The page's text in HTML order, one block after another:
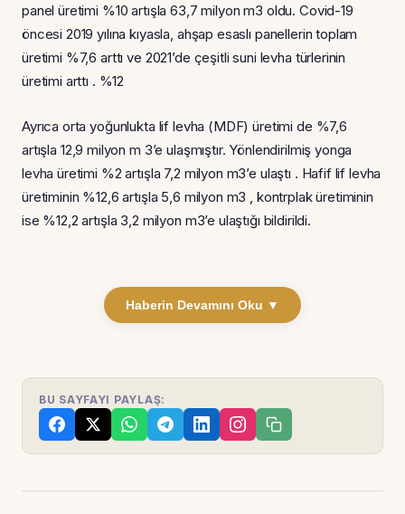
panel üretimi %10 artışla 63,7 milyon m3 oldu. Covid-19
öncesi 2019 yılına kıyasla, ahşap esaslı panellerin toplam
üretimi %7,6 arttı ve 2021’de çeşitli suni levha türlerinin
üretimi arttı . %12
Ayrıca orta yoğunlukta lif levha (MDF) üretimi de %7,6
artışla 12,9 milyon m 3’e ulaşmıştır. Yönlendirilmiş yonga
levha üretimi %2 artışla 7,2 milyon m3’e ulaştı . Hafif lif levha
üretiminin %12,6 artışla 5,6 milyon m3 , kontrplak üretiminin
ise %12,2 artışla 3,2 milyon m3’e ulaştığı bildirildi.
Haberin Devamını Oku ▼
BU SAYFAYI PAYLAŞ: